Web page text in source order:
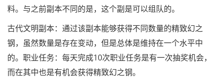
料。与之前副本不同的是，这个副是可以组队的。
古代文明副本：通过该副本能够获得不同数量的精致幻之
钢，虽然数量是存在变动，但是总体是维持在一个水平中
的。职业任务：每天完成10次职业任务是有一次抽奖机会，
而在其中也是有机会获得精致幻之钢。